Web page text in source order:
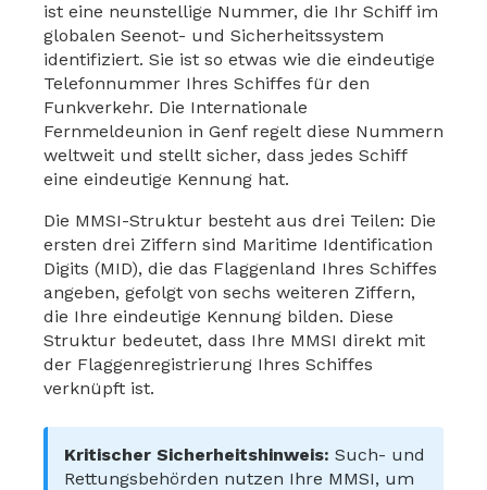
ist eine neunstellige Nummer, die Ihr Schiff im
globalen Seenot- und Sicherheitssystem
identifiziert. Sie ist so etwas wie die eindeutige
Telefonnummer Ihres Schiffes für den
Funkverkehr. Die Internationale
Fernmeldeunion in Genf regelt diese Nummern
weltweit und stellt sicher, dass jedes Schiff
eine eindeutige Kennung hat.
Die MMSI-Struktur besteht aus drei Teilen: Die
ersten drei Ziffern sind Maritime Identification
Digits (MID), die das Flaggenland Ihres Schiffes
angeben, gefolgt von sechs weiteren Ziffern,
die Ihre eindeutige Kennung bilden. Diese
Struktur bedeutet, dass Ihre MMSI direkt mit
der Flaggenregistrierung Ihres Schiffes
verknüpft ist.
Kritischer Sicherheitshinweis: Such- und
Rettungsbehörden nutzen Ihre MMSI, um